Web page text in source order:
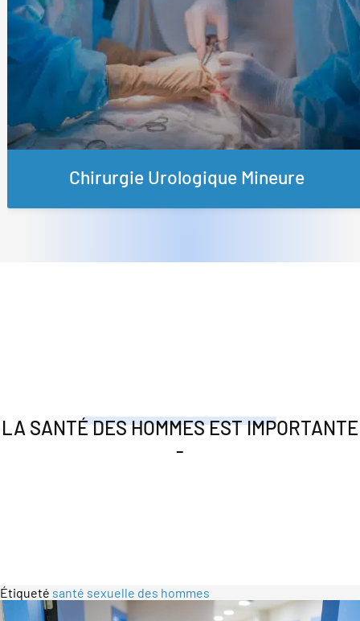
Chirurgie Urologique Mineure
LA SANTÉ DES HOMMES EST IMPORTANTE
-
Étiqueté santé sexuelle des hommes